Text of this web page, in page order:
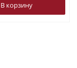
В корзину